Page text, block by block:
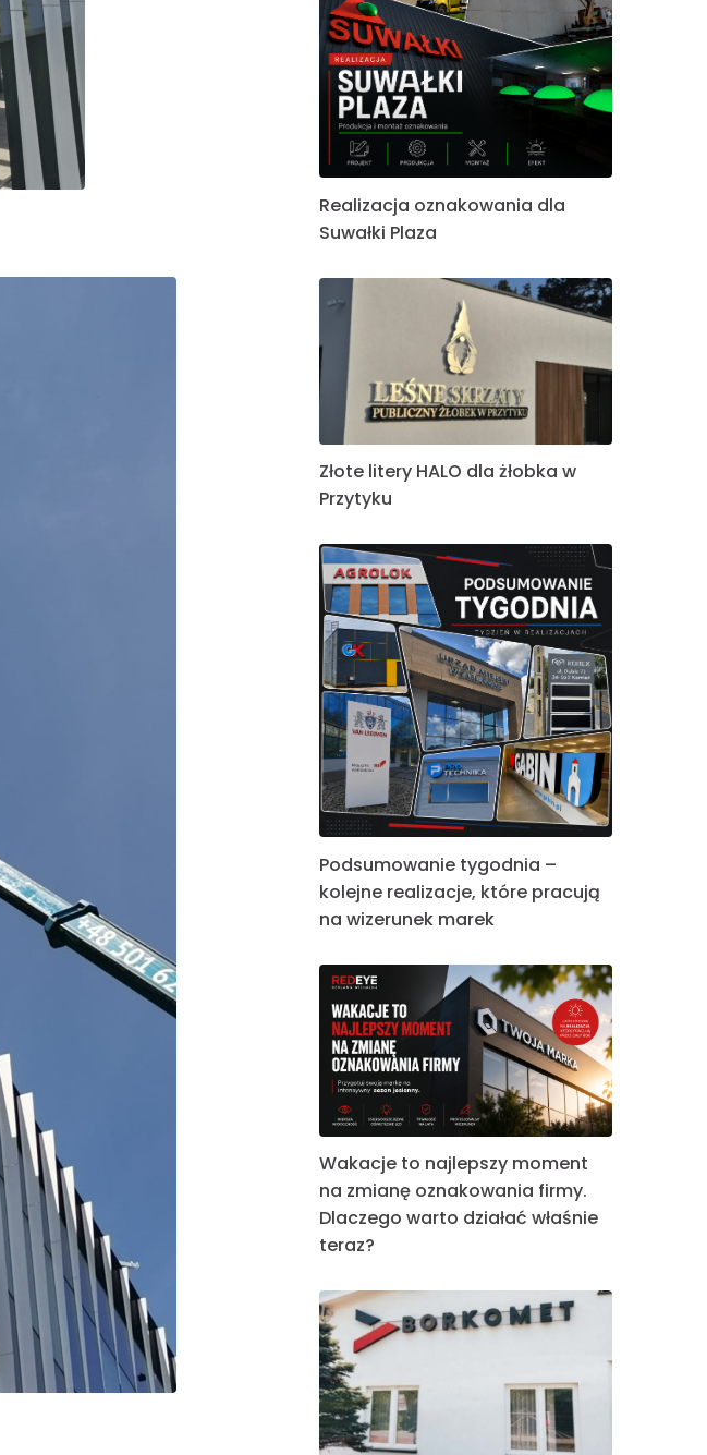
Realizacja oznakowania dla
Suwałki Plaza
Złote litery HALO dla żłobka w
Przytyku
Podsumowanie tygodnia –
kolejne realizacje, które pracują
na wizerunek marek
Wakacje to najlepszy moment
na zmianę oznakowania firmy.
Dlaczego warto działać właśnie
teraz?